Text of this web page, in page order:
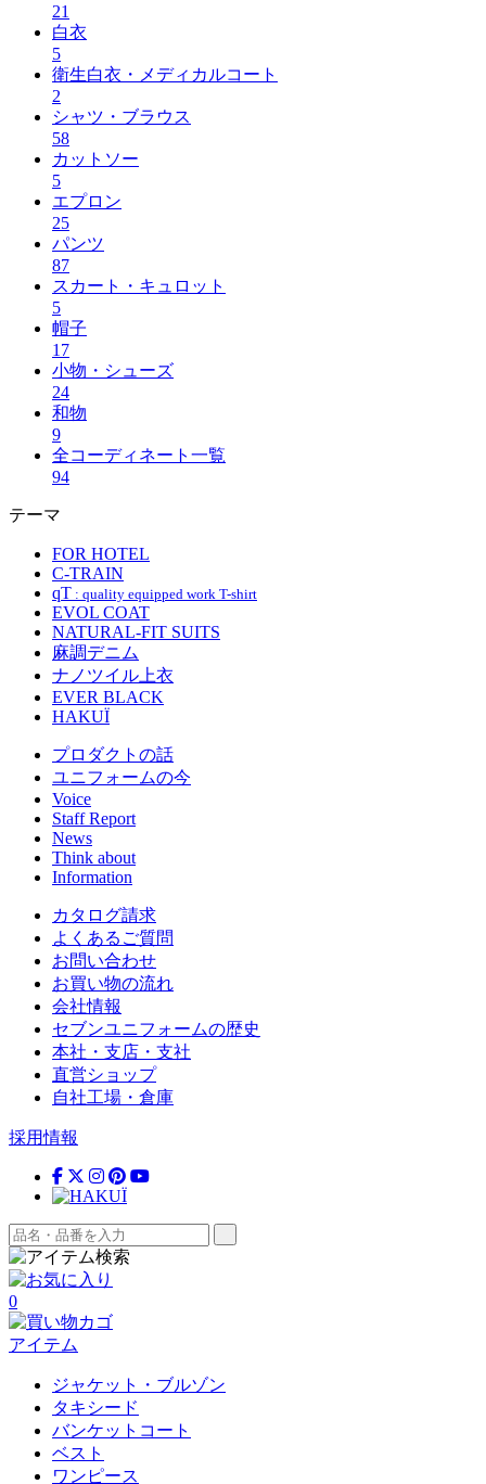
21
白衣
5
衛生白衣・メディカルコート
2
シャツ・ブラウス
58
カットソー
5
エプロン
25
パンツ
87
スカート・キュロット
5
帽子
17
小物・シューズ
24
和物
9
全コーディネート一覧
94
テーマ
FOR HOTEL
C-TRAIN
qT : quality equipped work T-shirt
EVOL COAT
NATURAL-FIT SUITS
麻調デニム
ナノツイル上衣
EVER BLACK
HAKUÏ
プロダクトの話
ユニフォームの今
Voice
Staff Report
News
Think about
Information
カタログ請求
よくあるご質問
お問い合わせ
お買い物の流れ
会社情報
セブンユニフォームの歴史
本社・支店・支社
直営ショップ
自社工場・倉庫
採用情報
0
アイテム
ジャケット・ブルゾン
タキシード
バンケットコート
ベスト
ワンピース